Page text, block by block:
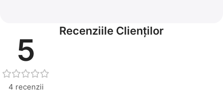
Recenziile Clienților
5
4 recenzii